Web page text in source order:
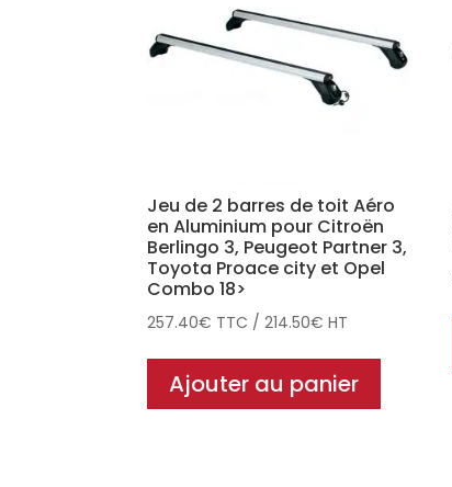
Jeu de 2 barres de toit Aéro
en Aluminium pour Citroën
Berlingo 3, Peugeot Partner 3,
Toyota Proace city et Opel
Combo 18>
257.40€ TTC /214.50€ HT
Ajouter au panier